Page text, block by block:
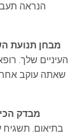
הנראה
מבחן תנועת
העיניים שלך.
שאתה עוקב
מבדק
בתיאום.